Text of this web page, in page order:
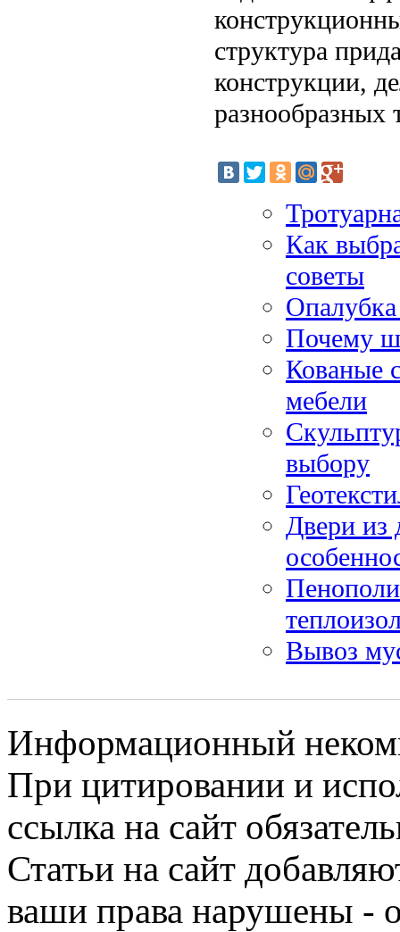
структура
конструкции,
разнообразных
Как
советы
Опалубка
Почему
Кованые
мебели
выбору
Двери из
Вывоз
Информационный
При цитировании и
ссылка на сайт
Статьи на сайт
ваши права нарушены -